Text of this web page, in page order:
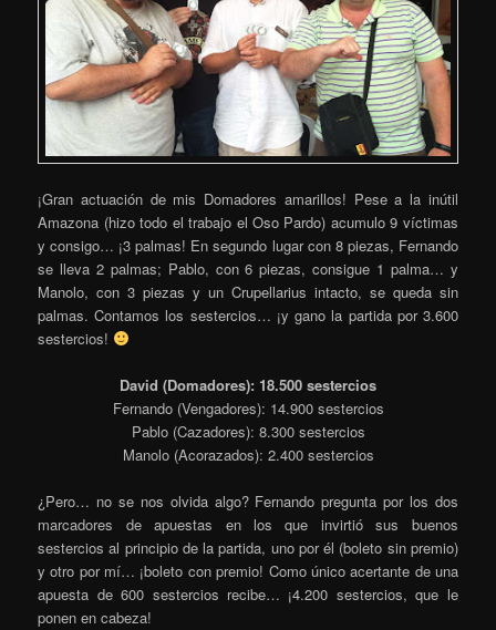
¡Gran actuación de mis Domadores amarillos! Pese a la inútil
Amazona (hizo todo el trabajo el Oso Pardo) acumulo 9 víctimas
y consigo… ¡3 palmas! En segundo lugar con 8 piezas, Fernando
se lleva 2 palmas; Pablo, con 6 piezas, consigue 1 palma… y
Manolo, con 3 piezas y un Crupellarius intacto, se queda sin
palmas. Contamos los sestercios… ¡y gano la partida por 3.600
sestercios!
David (Domadores): 18.500 sestercios
Fernando (Vengadores): 14.900 sestercios
Pablo (Cazadores): 8.300 sestercios
Manolo (Acorazados): 2.400 sestercios
¿Pero… no se nos olvida algo? Fernando pregunta por los dos
marcadores de apuestas en los que invirtió sus buenos
sestercios al principio de la partida, uno por él (boleto sin premio)
y otro por mí… ¡boleto con premio! Como único acertante de una
apuesta de 600 sestercios recibe… ¡4.200 sestercios, que le
ponen en cabeza!